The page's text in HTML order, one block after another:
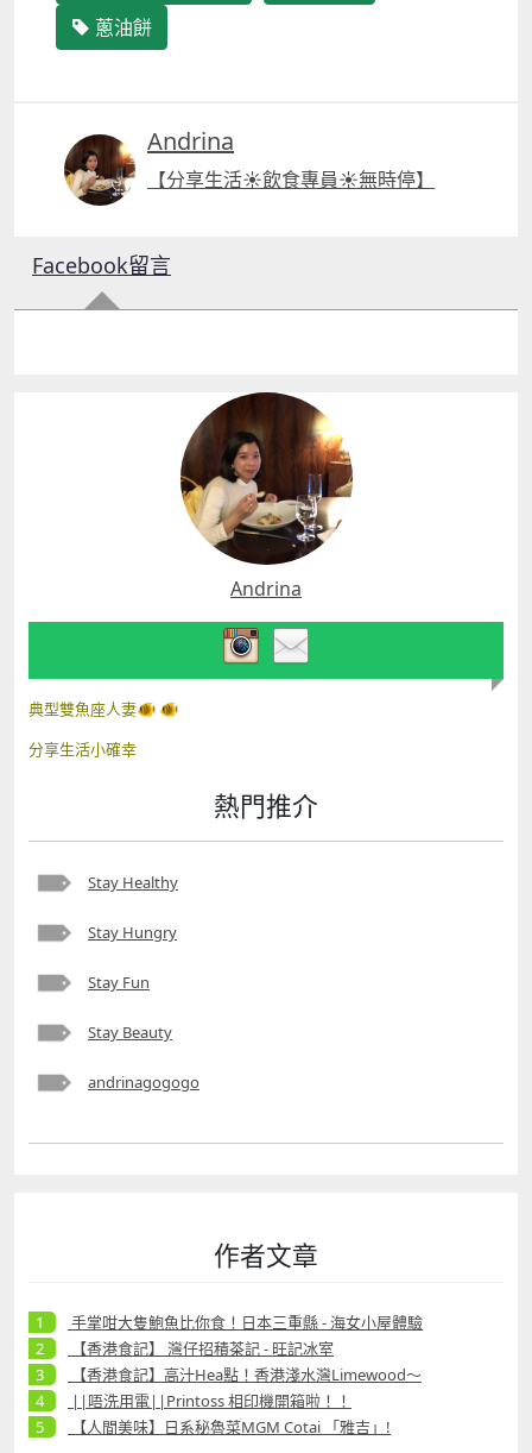
蔥油餅
Andrina
【分享生活☀︎飲食專員☀︎無時停】
Facebook留言
Andrina
典型雙魚座人妻🐠 🐠
分享生活小確幸
熱門推介
Stay Healthy
Stay Hungry
Stay Fun
Stay Beauty
andrinagogogo
作者文章
手掌咁大隻鮑魚比你食！日本三重縣 - 海女小屋體驗
【香港食記】 灣仔招積茶記 - 旺記冰室
【香港食記】高汁Hea點！香港淺水灣Limewood～
||唔洗用電||Printoss 相印機開箱啦！！
【人間美味】日系秘魯菜MGM Cotai 「雅吉」!